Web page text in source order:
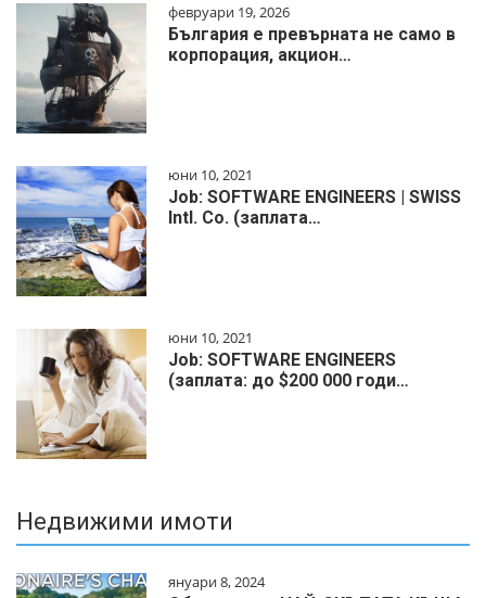
февруари 19, 2026
България е превърната не само в
корпорация, акцион…
юни 10, 2021
Job: SOFTWARE ENGINEERS | SWISS
Intl. Co. (заплата…
юни 10, 2021
Job: SOFTWARE ENGINEERS
(заплата: до $200 000 годи…
Недвижими имоти
януари 8, 2024